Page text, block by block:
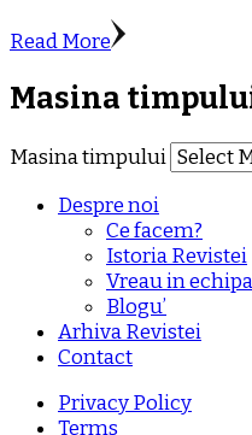
Read More
Masina
Masina timpului
Despre noi
Ce facem?
Istoria Revistei
Vreau in
Blogu’
Arhiva Revistei
Contact
Privacy Policy
Terms